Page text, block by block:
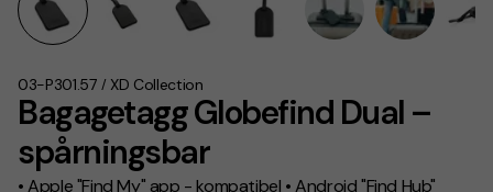
Bagagetagg Globefind Dual –
spårningsbar
• Apple "Find My" app - kompatibel • Android "Find Hub"
03-P301.57 / XD Collection